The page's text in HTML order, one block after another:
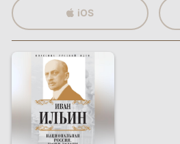
iOS